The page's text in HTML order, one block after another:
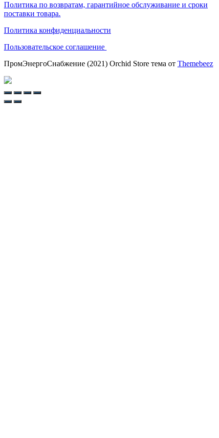
Политика по возвратам, гарантийное обслуживание и сроки
поставки товара.
Политика конфиденциальности
Пользовательское соглашение
ПромЭнергоСнабжение (2021) Orchid Store тема от Themebeez